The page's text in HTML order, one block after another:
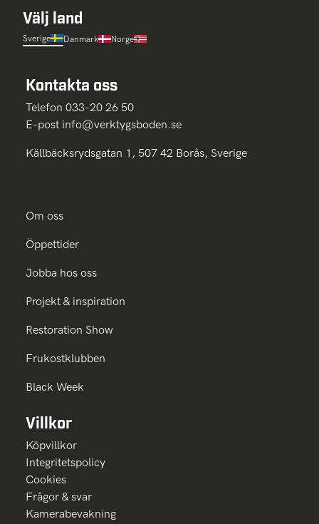
Välj land
Sverige Danmark Norge
Kontakta oss
Telefon 033-20 26 50
E-post info@verktygsboden.se
Källbäcksrydsgatan 1, 507 42 Borås, Sverige
Om oss
Öppettider
Jobba hos oss
Projekt & inspiration
Restoration Show
Frukostklubben
Black Week
Villkor
Köpvillkor
Integritetspolicy
Cookies
Frågor & svar
Kamerabevakning